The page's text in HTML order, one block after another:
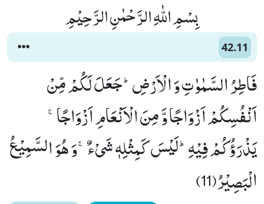
بِسْمِ اللّٰهِ الرَّحْمٰنِ الرَّحِیْمِ
42.11
فَاطِرُ السَّمٰوٰتِ وَ الْاَرْضِؕ-جَعَلَ لَكُمْ مِّنْ
اَنْفُسِكُمْ اَزْوَاجًا وَّ مِنَ الْاَنْعَامِ اَزْوَاجًاۚ-
یَذْرَؤُكُمْ فِیْهِؕ-لَیْسَ كَمِثْلِهٖ شَیْءٌۚ-وَ هُوَ السَّمِیْعُ
الْبَصِیْرُ(11)